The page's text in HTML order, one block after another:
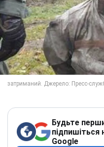
Будьте
підпишіться
Google